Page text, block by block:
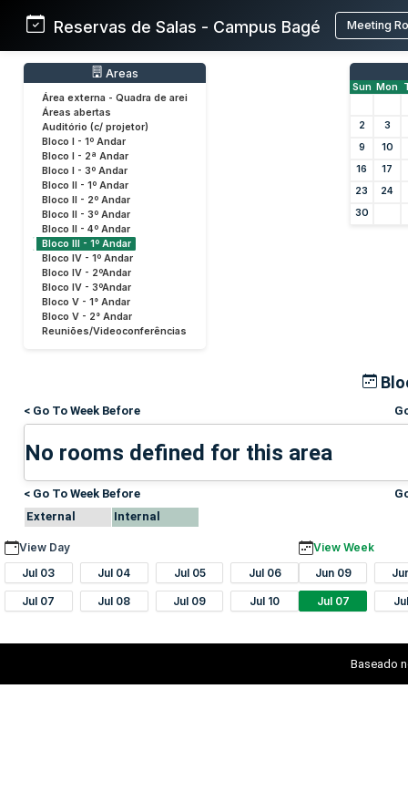
Reservas de Salas - Campus Bagé Meeting
Areas
Área externa - Quadra de arei
Áreas abertas
Auditório (c/ projetor)
Bloco I - 1º Andar
Bloco I - 2ª Andar
Bloco I - 3º Andar
Bloco II - 1º Andar
Bloco II - 2º Andar
Bloco II - 3º Andar
Bloco II - 4º Andar
Bloco III - 1º Andar
Bloco IV - 1º Andar
Bloco IV - 2ºAndar
Bloco IV - 3ºAndar
Bloco V - 1° Andar
Bloco V - 2° Andar
Reuniões/Videoconferências
Sun Mon
2
3
9
10
16
17
23
24
30
< Go To Week Before
No rooms defined for this area
< Go To Week Before
External
Internal
View Day
Jul 03
Jul 04 Jul 05 Jul 06
Jul 07 Jul 08 Jul 09 Jul 10
View Week
Jun 09
Jul 07
Baseado